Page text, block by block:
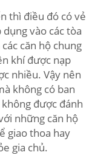
thì điều đó có vẻ
vào các tòa
căn hộ chung
khí được nạp
nhiều. Vậy nên
không có ban
được đánh
những căn hộ
giao thoa hay
gia chủ.